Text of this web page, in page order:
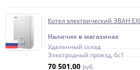
Котел электрический ЭВАН
Наличие в магазинах
Удаленный склад
Электродный проезд, 6с1
70 501,00 руб.